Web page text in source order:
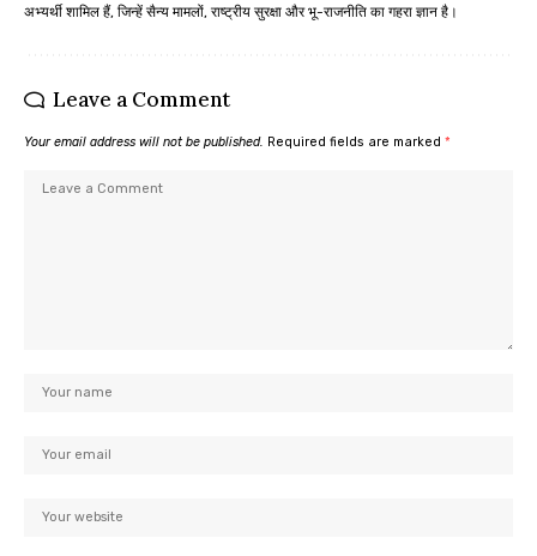
अभ्यर्थी शामिल हैं, जिन्हें सैन्य मामलों, राष्ट्रीय सुरक्षा और भू-राजनीति का गहरा ज्ञान है।
Leave a Comment
Your email address will not be published. Required fields are marked *